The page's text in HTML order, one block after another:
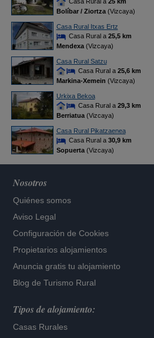
Bolíbar / Ziortza(Vizcaya)
Casa Rural Itxas Ertz
Casa Rural a 25,5 km
Mendexa(Vizcaya)
Casa Rural Satzu
Casa Rural a 25,6 km
Markina-Xemein (Vizcaya)
Urkixa Bekoa
Casa Rural a 29,3 km
Berriatua(Vizcaya)
Casa Rural Pikatzaenea
Casa Rural a 30,9 km
Sopuerta(Vizcaya)
Nosotros
Quiénes somos
Aviso Legal
Configuración de Cookies
Propietarios alojamientos
Anuncia gratis tu alojamiento
Blog de Turismo Rural
Tipos de alojamiento:
Casas Rurales